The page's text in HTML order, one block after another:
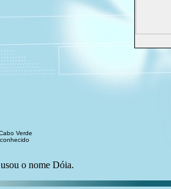
Verde
o nome Dóia.